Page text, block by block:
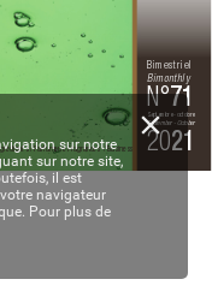
/ Parfumerie Fragrances  / Business
Bimestriel
Bimonthly
N°71
Septembre - octobre
September - October
2021
sur notre
sur notre site,
il est
navigateur
Pour plus de